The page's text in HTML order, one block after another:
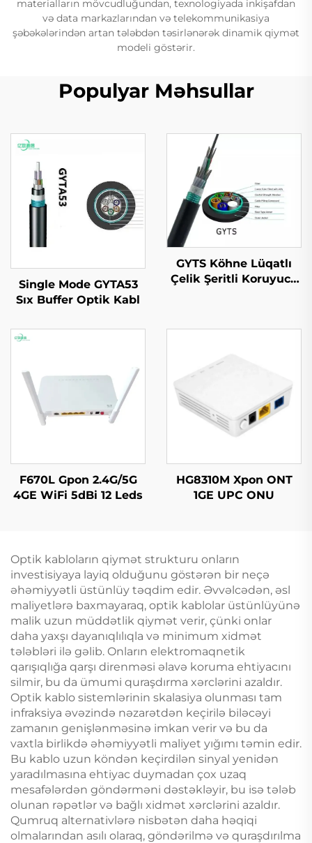
materialların mövcudluğundan, texnologiyada inkişafdan
və data markazlarından və telekommunikasiya
şəbəkələrindən artan tələbdən təsirlənərək dinamik qiymət
modeli göstərir.
Populyar Məhsullar
Single Mode GYTA53
Sıx Buffer Optik Kabl
GYTS Köhne Lüqatlı
Çelik Şeritli Koruyucu
F670L Gpon 2.4G/5G
4GE WiFi 5dBi 12 Leds
HG8310M Xpon ONT
1GE UPC ONU
Optik kabloların qiymət strukturu onların
investisiyaya layiq olduğunu göstərən bir neçə
əhəmiyyətli üstünlüy təqdim edir. Əvvəlcədən, əsl
maliyetlərə baxmayaraq, optik kablolar üstünlüyünə
malik uzun müddətlik qiymət verir, çünki onlar
daha yaxşı dayanıqlılıqla və minimum xidmət
tələbləri ilə gəlib. Onların elektromaqnetik
qarışıqlığa qarşı direnməsi əlavə koruma ehtiyacını
silmir, bu da ümumi quraşdırma xərclərini azaldır.
Optik kablo sistemlərinin skalasiya olunması tam
infraksiya əvəzində nəzarətdən keçirilə biləcəyi
zamanın genişlənməsinə imkan verir və bu da
vaxtla birlikdə əhəmiyyətli maliyet yığımı təmin edir.
Bu kablo uzun köndən keçirdilən sinyal yenidən
yaradılmasına ehtiyac duymadan çox uzaq
mesafələrdən göndərməni dəstəkləyir, bu isə tələb
olunan rəpətlər və bağlı xidmət xərclərini azaldır.
Qumruq alternativlərə nisbətən daha həqiqi
olmalarından asılı olaraq, göndərilmə və quraşdırılma